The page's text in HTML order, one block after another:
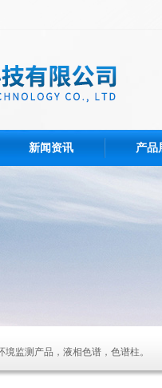
新闻资讯 产品
监测产品，液相色谱，色谱柱。